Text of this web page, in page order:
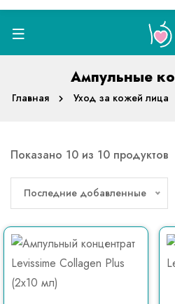
Ампульные
Главная Уход за кожей лица
Показано 10 из 10 продуктов
Последние добавленные